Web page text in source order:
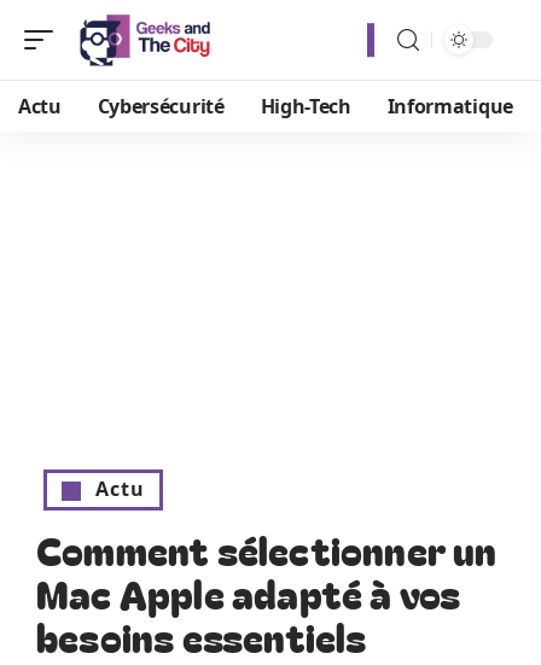
Actu Cybersécurité High-Tech Informatique
Actu
Comment sélectionner un
Mac Apple adapté à vos
besoins essentiels